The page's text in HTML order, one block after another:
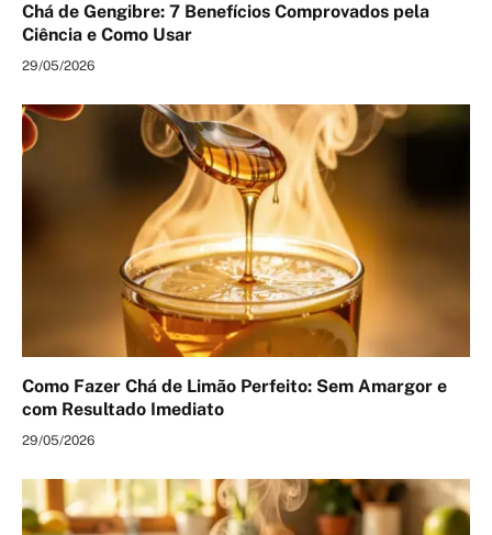
Chá de Gengibre: 7 Benefícios Comprovados pela
Ciência e Como Usar
29/05/2026
Como Fazer Chá de Limão Perfeito: Sem Amargor e
com Resultado Imediato
29/05/2026